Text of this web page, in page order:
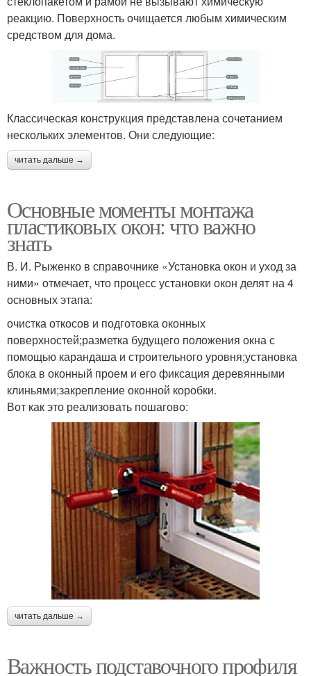
реакцию. Поверхность очищается любым химическим
средством для дома.
Классическая конструкция представлена сочетанием
нескольких элементов. Они следующие:
читать дальше →
Основные моменты монтажа
пластиковых окон: что важно
знать
В. И. Рыженко в справочнике «Установка окон и уход за
ними» отмечает, что процесс установки окон делят на 4
основных этапа:
очистка откосов и подготовка оконных
поверхностей;разметка будущего положения окна с
помощью карандаша и строительного уровня;установка
блока в оконный проем и его фиксация деревянными
клиньями;закрепление оконной коробки.
Вот как это реализовать пошагово:
читать дальше →
Важность подставочного профиля